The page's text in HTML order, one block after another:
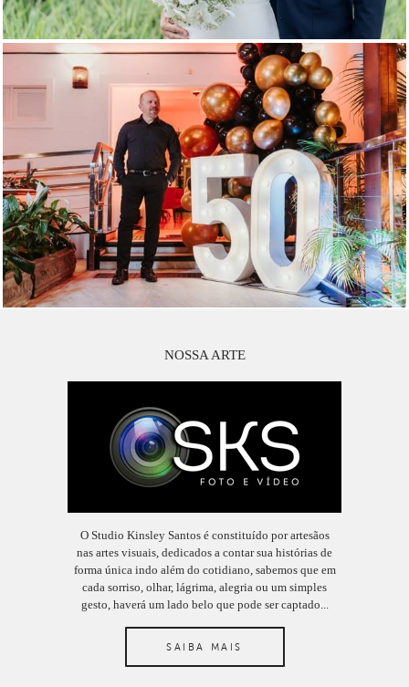
NOSSA ARTE
O Studio Kinsley Santos é constituído por artesãos
nas artes visuais, dedicados a contar sua histórias de
forma única indo além do cotidiano, sabemos que em
cada sorriso, olhar, lágrima, alegria ou um simples
gesto, haverá um lado belo que pode ser captado...
SAIBA MAIS